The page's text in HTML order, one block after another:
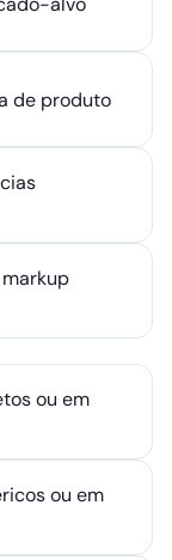
de produto
ou em
ou em